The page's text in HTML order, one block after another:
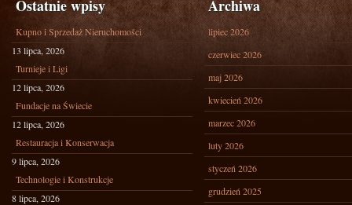
Ostatnie wpisy
Kupno i Sprzedaż Nieruchomości
13 lipca, 2026
Turnieje i Ligi
12 lipca, 2026
Fundacje na Świecie
12 lipca, 2026
Restauracja i Konserwacja
9 lipca, 2026
Technologie i Konstrukcje
8 lipca, 2026
Archiwa
lipiec 2026
czerwiec 2026
maj 2026
kwiecień 2026
marzec 2026
luty 2026
styczeń 2026
grudzień 2025